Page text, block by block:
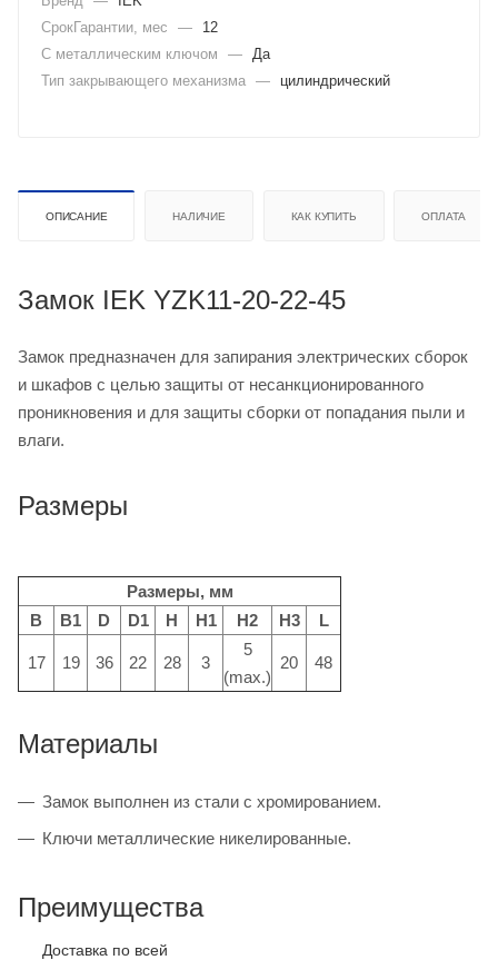
СрокГарантии, мес
—
12
С металлическим ключом
—
Да
Тип закрывающего механизма — цилиндрический
ОПИСАНИЕ НАЛИЧИЕ КАК КУПИТЬ ОПЛАТА
Замок IEK YZK11-20-22-45
Замок предназначен для запирания электрических сборок
и шкафов с целью защиты от несанкционированного
проникновения и для защиты сборки от попадания пыли и
влаги.
Размеры
Размеры, мм
B
B1 D D1 H H1 H2 H3 L
17 19 36 22 28 3
5
(max.)
20 48
Материалы
Замок выполнен из стали с хромированием.
Ключи металлические никелированные.
Преимущества
Доставка по всей